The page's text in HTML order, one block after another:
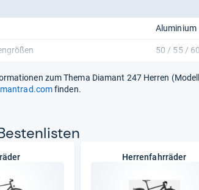
Aluminium
50 / 55 /
zum Thema Diamant 247 Herren
finden.
Herrenfahrräder